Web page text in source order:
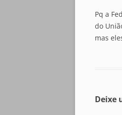
Pq a
do
mas
Deixe